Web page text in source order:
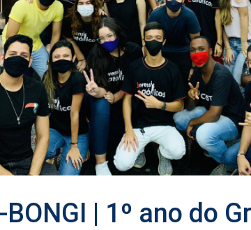
BONGI | 1º ano do